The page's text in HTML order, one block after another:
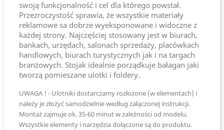
swoją funkcjonalność i cel dla którego powstał.
Przezroczystość sprawia, że wszystkie materiały
reklamowe sa dobrze wyeksponowane i widoczne z
każdej strony. Najczęściej stosowany jest w biurach,
bankach, urzędach, salonach sprzedaży, placówkach
handlowych, biurach turystycznych jak i na targach
branżowych. Stojak idealnie porządkuje bałagan jaki
tworzą pomieszane ulotki i foldery.
UWAGA ! - Ulotniki dostarczamy rozłożone (w elementach) i
należy je złożyć samodzielnie według załączonej instrukcji.
Montaż zajmuje ok. 35-60 minut w zależności od modelu.
Wszystkie elementy i narzędzia dołączone są do produktu.